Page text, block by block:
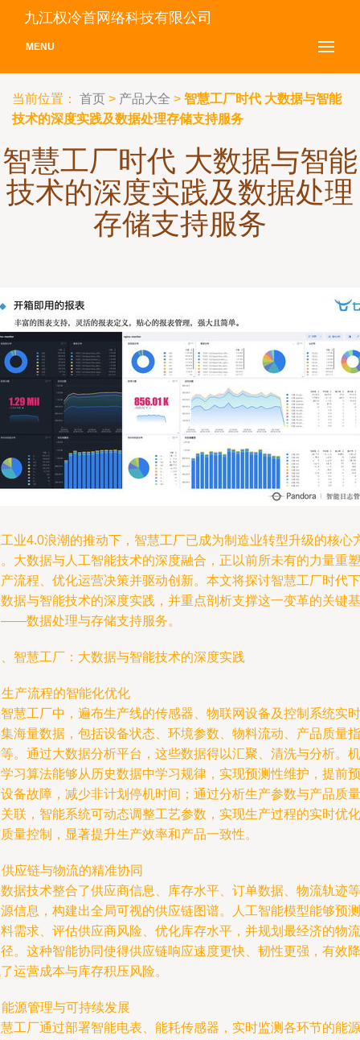
九江权冷首网络科技有限公司
MENU
当前位置： 首页 > 产品大全 > 智慧工厂时代 大数据与智能
技术的深度实践及数据处理存储支持服务
智慧工厂时代 大数据与智能
技术的深度实践及数据处理
存储支持服务
业4.0浪潮的推动下，智慧工厂已成为制造业转型升级的核心
大数据与人工智能技术的深度融合，正以前所未有的力量重塑
流程、优化运营决策并驱动创新。本文将探讨智慧工厂时代下
据与智能技术的深度实践，并重点剖析支撑这一变革的关键基
数据处理与存储支持服务。
智慧工厂：大数据与智能技术的深度实践
产流程的智能化优化
慧工厂中，遍布生产线的传感器、物联网设备及控制系统实时
海量数据，包括设备状态、环境参数、物料流动、产品质量指
。通过大数据分析平台，这些数据得以汇聚、清洗与分析。机
习算法能够从历史数据中学习规律，实现预测性维护，提前预
备故障，减少非计划停机时间；通过分析生产参数与产品质量
联，智能系统可动态调整工艺参数，实现生产过程的实时优化
量控制，显著提升生产效率和产品一致性。
应链与物流的精准协同
据技术整合了供应商信息、库存水平、订单数据、物流轨迹等
信息，构建出全局可视的供应链图谱。人工智能模型能够预测
需求、评估供应商风险、优化库存水平，并规划最经济的物流
。这种智能协同使得供应链响应速度更快、韧性更强，有效降
运营成本与库存积压风险。
源管理与可持续发展
工厂通过部署智能电表、能耗传感器，实时监测各环节的能源